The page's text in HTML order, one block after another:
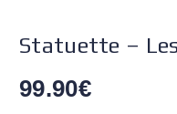
Statuette –
99.90€